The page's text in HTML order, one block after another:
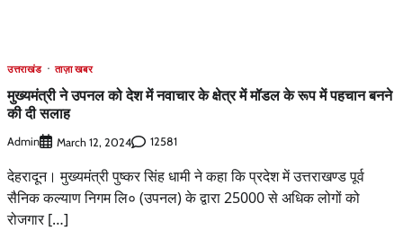
उत्तराखंड ताज़ा खबर
मुख्यमंत्री ने उपनल को देश में नवाचार के क्षेत्र में मॉडल के रूप में पहचान बनने
की दी सलाह
Admin March 12, 2024 12581
देहरादून। मुख्यमंत्री पुष्कर सिंह धामी ने कहा कि प्रदेश में उत्तराखण्ड पूर्व
सैनिक कल्याण निगम लि० (उपनल) के द्वारा 25000 से अधिक लोगों को
रोजगार […]